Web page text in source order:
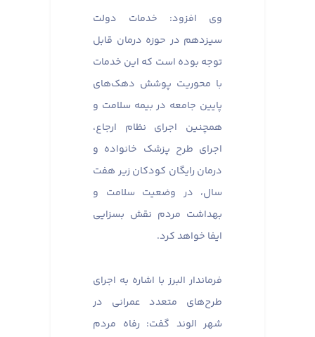
وی افزود: خدمات دولت
سیزدهم در حوزه درمان قابل
توجه بوده است که این خدمات
با محوریت پوشش دهک‌های
پایین جامعه در بیمه سلامت و
همچنین اجرای نظام ارجاع،
اجرای طرح پزشک خانواده و
درمان رایگان کودکان زیر هفت
سال، در وضعیت سلامت و
بهداشت مردم نقش بسزایی
ایفا خواهد کرد.
فرماندار البرز با اشاره به اجرای
طرح‌های متعدد عمرانی در
شهر الوند گفت: رفاه مردم